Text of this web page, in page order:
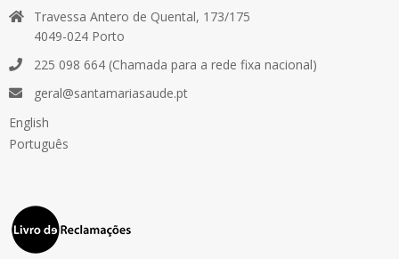
Travessa Antero de Quental, 173/175
4049-024 Porto
225 098 664 (Chamada para a rede fixa nacional)
geral@santamariasaude.pt
English
Português